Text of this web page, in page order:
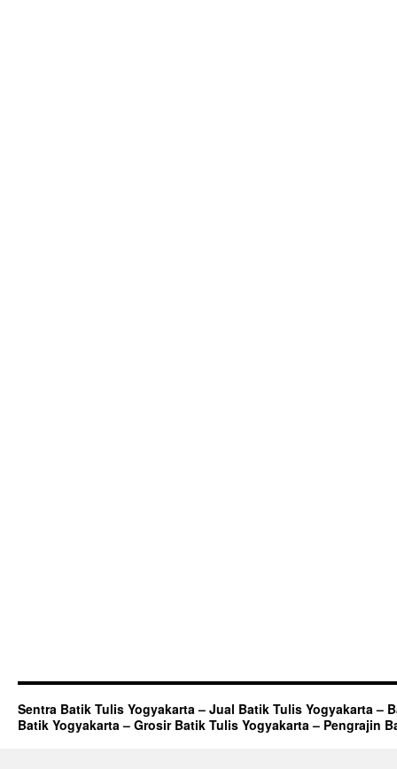
Sentra Batik Tulis Yogyakarta – Jual Batik Tulis Yogyakarta –
Batik Yogyakarta – Grosir Batik Tulis Yogyakarta – Pengrajin